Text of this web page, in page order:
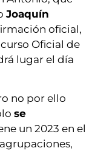
Joaquín
oficial,
Oficial de
lugar el día
no por ello
se
un 2023 en el